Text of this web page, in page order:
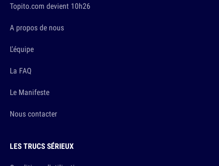
Topito.com devient 10h26
A propos de nous
L'équipe
La FAQ
Le Manifeste
Nous contacter
LES TRUCS SÉRIEUX